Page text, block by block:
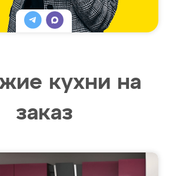
кухни на
заказ